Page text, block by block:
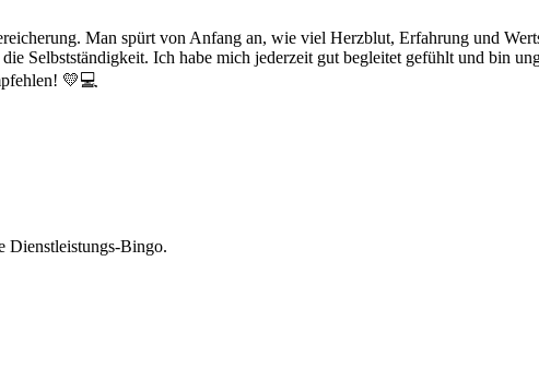
Man spürt von Anfang an, wie viel Herzblut, Erfahrung und
Selbstständigkeit. Ich habe mich jederzeit gut begleitet gefühlt und bin
💛💻
Dienstleistungs-Bingo.